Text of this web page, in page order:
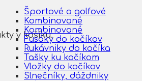
v košíku.
Športové a golfové
Kombinované
Kombinované
Fusáky do kočíkov
Rukávniky do kočíka
Tašky ku kočíkom
Vložky do kočíkov
Slnečníky, dáždniky